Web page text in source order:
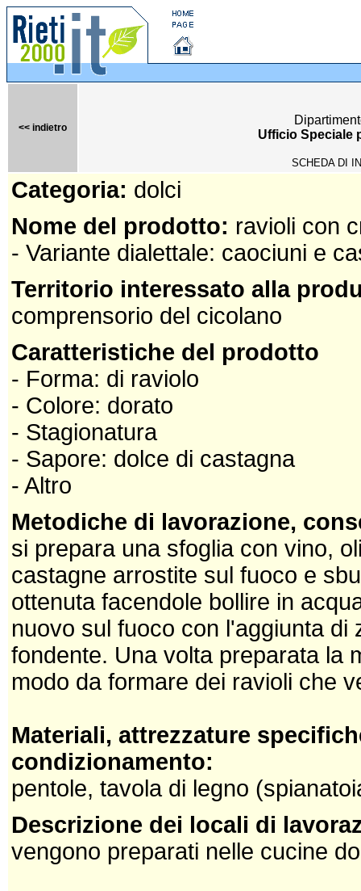
<< indietro
Ufficio Speciale
SCHEDA DI
Categoria: dolci
Nome del prodotto: ravioli con
- Variante dialettale: caociuni e
Territorio interessato alla
comprensorio del cicolano
Caratteristiche del prodotto
- Forma: di raviolo
- Colore: dorato
- Stagionatura
- Sapore: dolce di castagna
- Altro
Metodiche di lavorazione,
si prepara una sfoglia con vino,
castagne arrostite sul fuoco e
ottenuta facendole bollire in
nuovo sul fuoco con l'aggiunta
fondente. Una volta preparata la
modo da formare dei ravioli che
Materiali, attrezzature
condizionamento:
pentole, tavola di legno
Descrizione dei locali di
vengono preparati nelle cucine